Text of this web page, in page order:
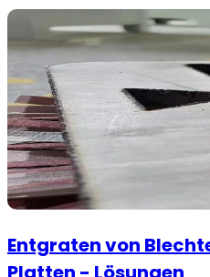
Entgraten von